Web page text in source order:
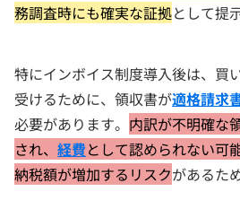
務調査時にも確実な証拠として提
特にインボイス制度導入後は、買
受けるために、領収書が適格請求
必要があります。 内訳が不明確な
され、 経費として認められない可
納税額が増加するリスクがあるた